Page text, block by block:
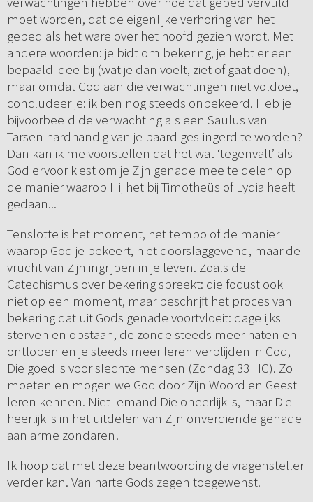
moet worden, dat de eigenlijke verhoring van het
gebed als het ware over het hoofd gezien wordt. Met
andere woorden: je bidt om bekering, je hebt er een
bepaald idee bij (wat je dan voelt, ziet of gaat doen),
maar omdat God aan die verwachtingen niet voldoet,
concludeer je: ik ben nog steeds onbekeerd. Heb je
bijvoorbeeld de verwachting als een Saulus van
Tarsen hardhandig van je paard geslingerd te worden?
Dan kan ik me voorstellen dat het wat ‘tegenvalt’ als
God ervoor kiest om je Zijn genade mee te delen op
de manier waarop Hij het bij Timotheüs of Lydia heeft
gedaan...
Tenslotte is het moment, het tempo of de manier
waarop God je bekeert, niet doorslaggevend, maar de
vrucht van Zijn ingrijpen in je leven. Zoals de
Catechismus over bekering spreekt: die focust ook
niet op een moment, maar beschrijft het proces van
bekering dat uit Gods genade voortvloeit: dagelijks
sterven en opstaan, de zonde steeds meer haten en
ontlopen en je steeds meer leren verblijden in God,
Die goed is voor slechte mensen (Zondag 33 HC). Zo
moeten en mogen we God door Zijn Woord en Geest
leren kennen. Niet Iemand Die oneerlijk is, maar Die
heerlijk is in het uitdelen van Zijn onverdiende genade
aan arme zondaren!
Ik hoop dat met deze beantwoording de vragensteller
verder kan. Van harte Gods zegen toegewenst.